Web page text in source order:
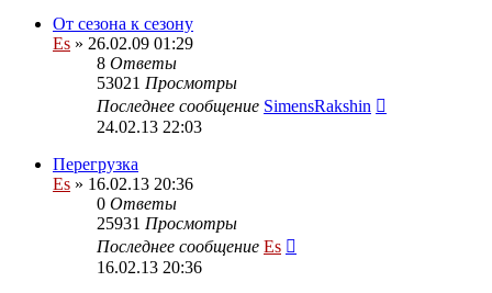
От сезона к сезону
Es » 26.02.09 01:29
8 Ответы
53021 Просмотры
Последнее сообщение SimensRakshin
24.02.13 22:03
Перегрузка
Es » 16.02.13 20:36
0 Ответы
25931 Просмотры
Последнее сообщение Es
16.02.13 20:36